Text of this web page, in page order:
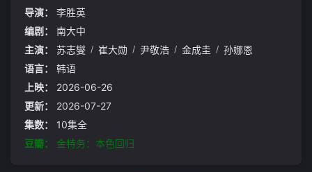
作，过着平凡的生活。
导演：
李胜英
编剧：
南大中
主演：
苏志燮 / 崔大勋 / 尹敬浩 / 金成圭 / 孙娜恩
语言：
韩语
上映：
2026-06-26
更新：
2026-07-27
集数：
10集全
豆瓣：
金特务：本色回归